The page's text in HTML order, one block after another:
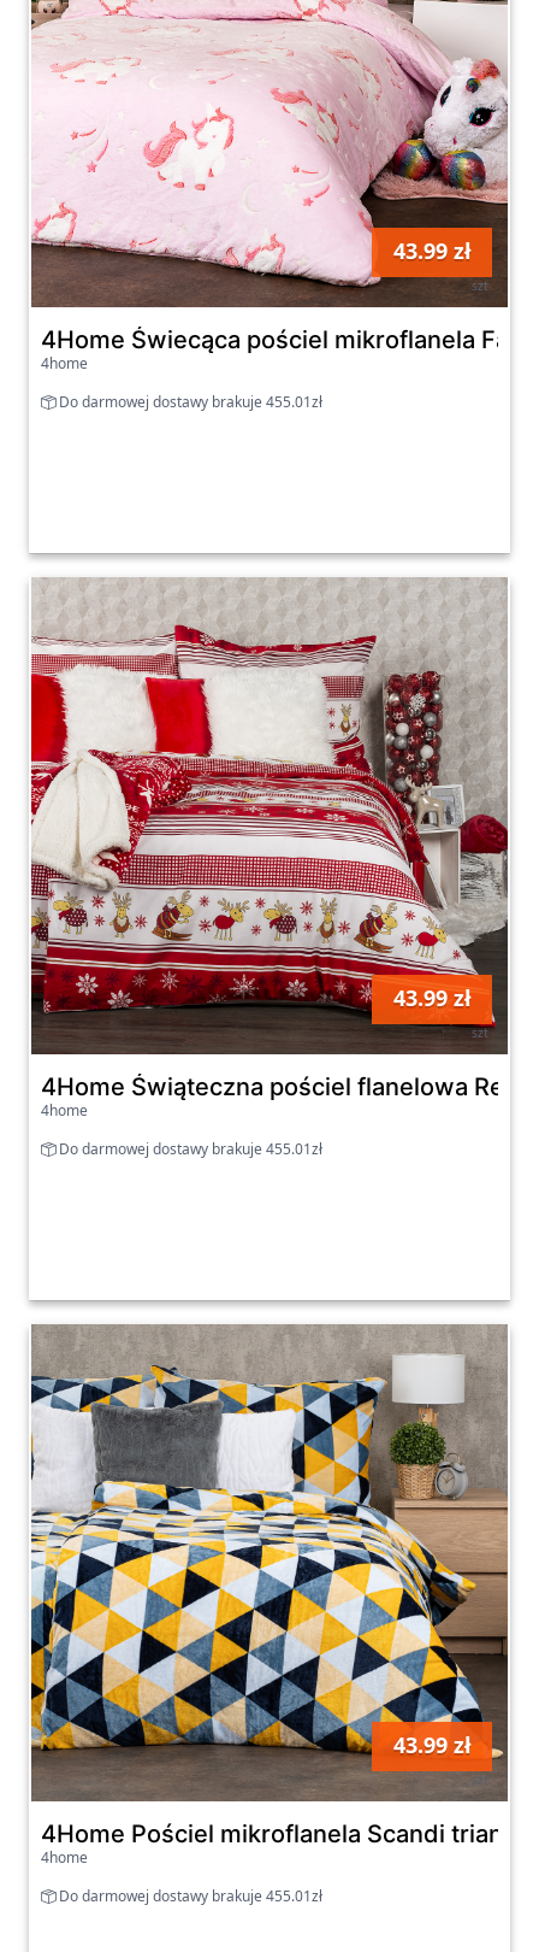
43.99 zł
szt
4Home Świecąca pościel mikroflanela
4home
Do darmowej dostawy brakuje 455.01zł
43.99 zł
szt
4Home Świąteczna pościel flanelowa
4home
Do darmowej dostawy brakuje 455.01zł
43.99 zł
szt
4Home Pościel mikroflanela Scandi
4home
Do darmowej dostawy brakuje 455.01zł